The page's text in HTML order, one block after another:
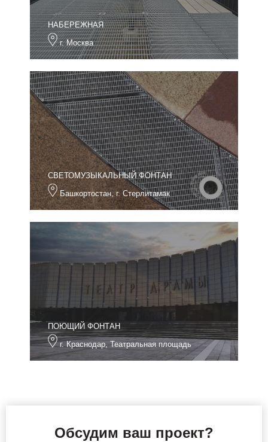
НАБЕРЕЖНАЯ
г. Москва
СВЕТОМУЗЫКАЛЬНЫЙ ФОНТАН
Башкортостан, г. Стерлитамак
ПОЮЩИЙ ФОНТАН
г. Краснодар, Театральная площадь
Обсудим ваш проект?